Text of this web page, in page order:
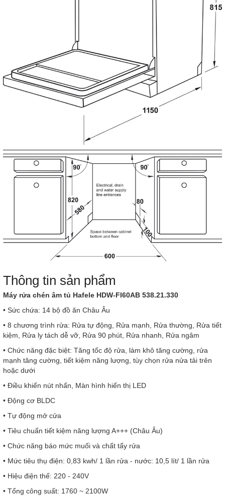
Thông tin sản phẩm
Máy rửa chén âm tủ Hafele HDW-FI60AB 538.21.330
• Sức chứa: 14 bộ đồ ăn Châu Âu
• 8 chương trình rửa: Rửa tự động, Rửa mạnh, Rửa thường, Rửa tiết
kiệm, Rửa ly tách dễ vỡ, Rửa 90 phút, Rửa nhanh, Rửa ngâm
• Chức năng đặc biệt: Tăng tốc độ rửa, làm khô tăng cường, rửa
mạnh tăng cường, tiết kiệm năng lượng, tùy chọn rửa nửa tải trên
hoặc dưới
• Điều khiển nút nhấn, Màn hình hiển thị LED
• Động cơ BLDC
• Tự động mở cửa
• Tiêu chuẩn tiết kiệm năng lượng A+++ (Châu Âu)
• Chức năng báo mức muối và chất tẩy rửa
• Mức tiêu thụ điện: 0,83 kwh/ 1 lần rửa - nước: 10,5 lít/ 1 lần rửa
• Hiệu điện thế: 220 - 240V
• Tổng công suất: 1760 ~ 2100W